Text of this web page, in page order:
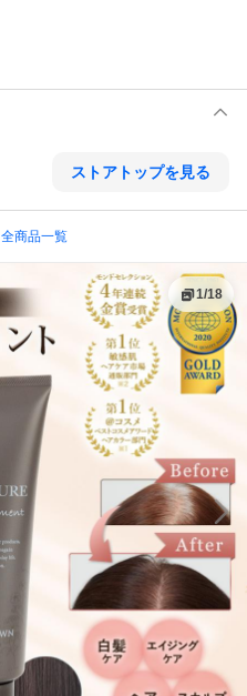
ストアトップを見る
全商品一覧
1/18